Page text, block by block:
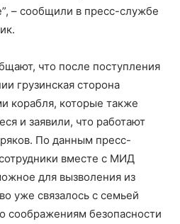
– сообщили в пресс-службе
что после поступления
грузинская сторона
корабля, которые также
и заявили, что работают
По данным пресс-
вместе с МИД
для вызволения из
уже связалось с семьей
соображениям безопасности